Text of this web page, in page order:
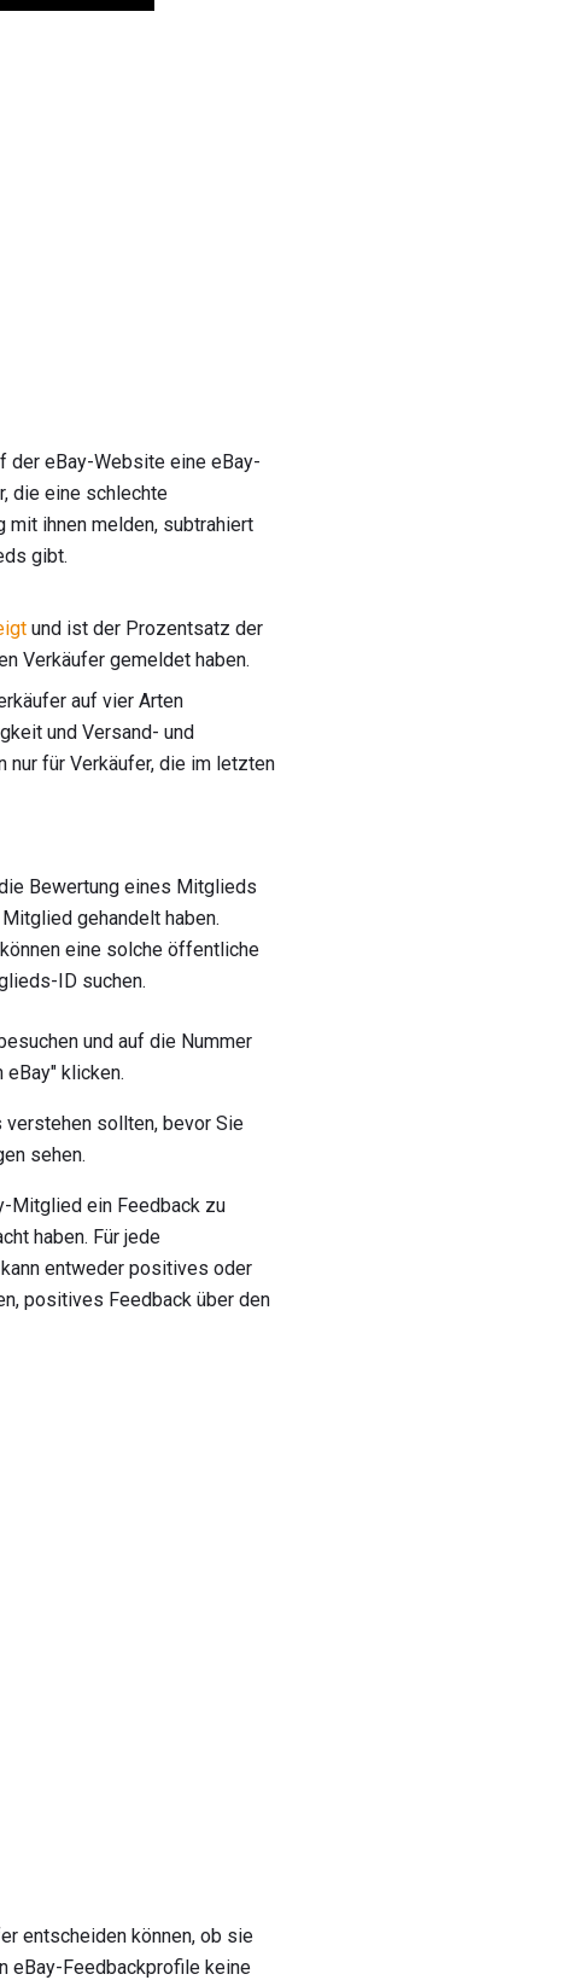
der eBay-Website eine eBay-
die eine schlechte
mit ihnen melden, subtrahiert
gibt.
und ist der Prozentsatz der
Verkäufer gemeldet haben.
auf vier Arten
und Versand- und
nur für Verkäufer, die im letzten
Bewertung eines Mitglieds
gehandelt haben.
eine solche öffentliche
ID suchen.
und auf die Nummer
klicken.
sollten, bevor Sie
sehen.
Mitglied ein Feedback zu
haben. Für jede
entweder positives oder
positives Feedback über den
entscheiden können, ob sie
eBay-Feedbackprofile keine